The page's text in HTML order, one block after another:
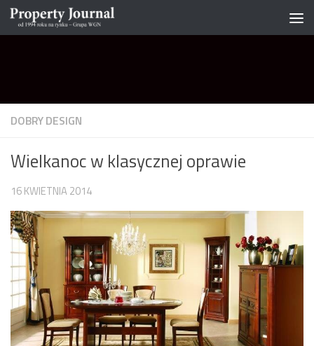
Skip to content
DOBRY DESIGN
Wielkanoc w klasycznej oprawie
16 KWIETNIA 2014